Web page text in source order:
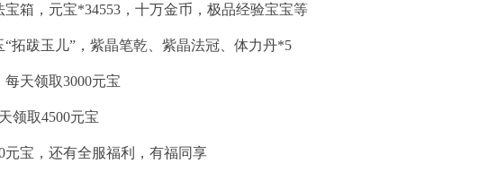
箱，元宝*34553，十万金币，极品经验宝宝等
拓跋玉儿”，紫晶笔乾、紫晶法冠、体力丹*5
天领取3000元宝
领取4500元宝
宝，还有全服福利，有福同享